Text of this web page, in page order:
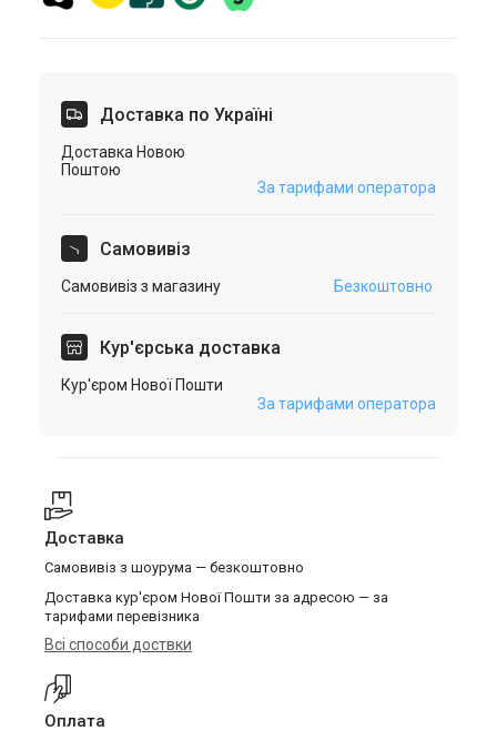
Доставка по Україні
Доставка Новою
Поштою
За тарифами оператора
Самовивіз
Самовивіз з магазину Безкоштовно
Кур'єрська доставка
Кур'єром Нової Пошти
За тарифами оператора
Доставка
Самовивіз з шоурума — безкоштовно
Доставка кур'єром Нової Пошти за адресою — за
тарифами перевізника
Всі способи доствки
Оплата